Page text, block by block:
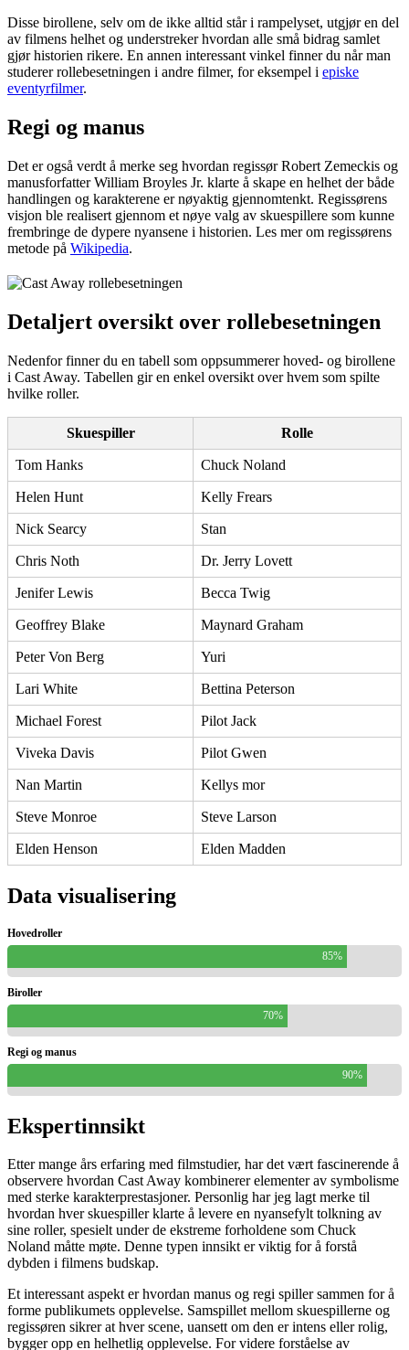
Disse birollene, selv om de ikke alltid står i rampelyset, utgjør en del
av filmens helhet og understreker hvordan alle små bidrag samlet
gjør historien rikere. En annen interessant vinkel finner du når man
studerer rollebesetningen i andre filmer, for eksempel i episke
eventyrfilmer.
Regi og manus
Det er også verdt å merke seg hvordan regissør Robert Zemeckis og
manusforfatter William Broyles Jr. klarte å skape en helhet der både
handlingen og karakterene er nøyaktig gjennomtenkt. Regissørens
visjon ble realisert gjennom et nøye valg av skuespillere som kunne
frembringe de dypere nyansene i historien. Les mer om regissørens
metode på Wikipedia.
Detaljert oversikt over rollebesetningen
Nedenfor finner du en tabell som oppsummerer hoved- og birollene
i Cast Away. Tabellen gir en enkel oversikt over hvem som spilte
hvilke roller.
Skuespiller Rolle
Tom Hanks Chuck Noland
Helen Hunt Kelly Frears
Nick Searcy Stan
Chris Noth Dr. Jerry Lovett
Jenifer Lewis Becca Twig
Geoffrey Blake Maynard Graham
Peter Von Berg Yuri
Lari White Bettina Peterson
Michael Forest Pilot Jack
Viveka Davis Pilot Gwen
Nan Martin Kellys mor
Steve Monroe Steve Larson
Elden Henson Elden Madden
Data visualisering
Hovedroller
85%
Biroller
70%
Regi og manus
90%
Ekspertinnsikt
Etter mange års erfaring med filmstudier, har det vært fascinerende å
observere hvordan Cast Away kombinerer elementer av symbolisme
med sterke karakterprestasjoner. Personlig har jeg lagt merke til
hvordan hver skuespiller klarte å levere en nyansefylt tolkning av
sine roller, spesielt under de ekstreme forholdene som Chuck
Noland måtte møte. Denne typen innsikt er viktig for å forstå
dybden i filmens budskap.
Et interessant aspekt er hvordan manus og regi spiller sammen for å
forme publikumets opplevelse. Samspillet mellom skuespillerne og
regissøren sikrer at hver scene, uansett om den er intens eller rolig,
bygger opp en helhetlig opplevelse. For videre forståelse av